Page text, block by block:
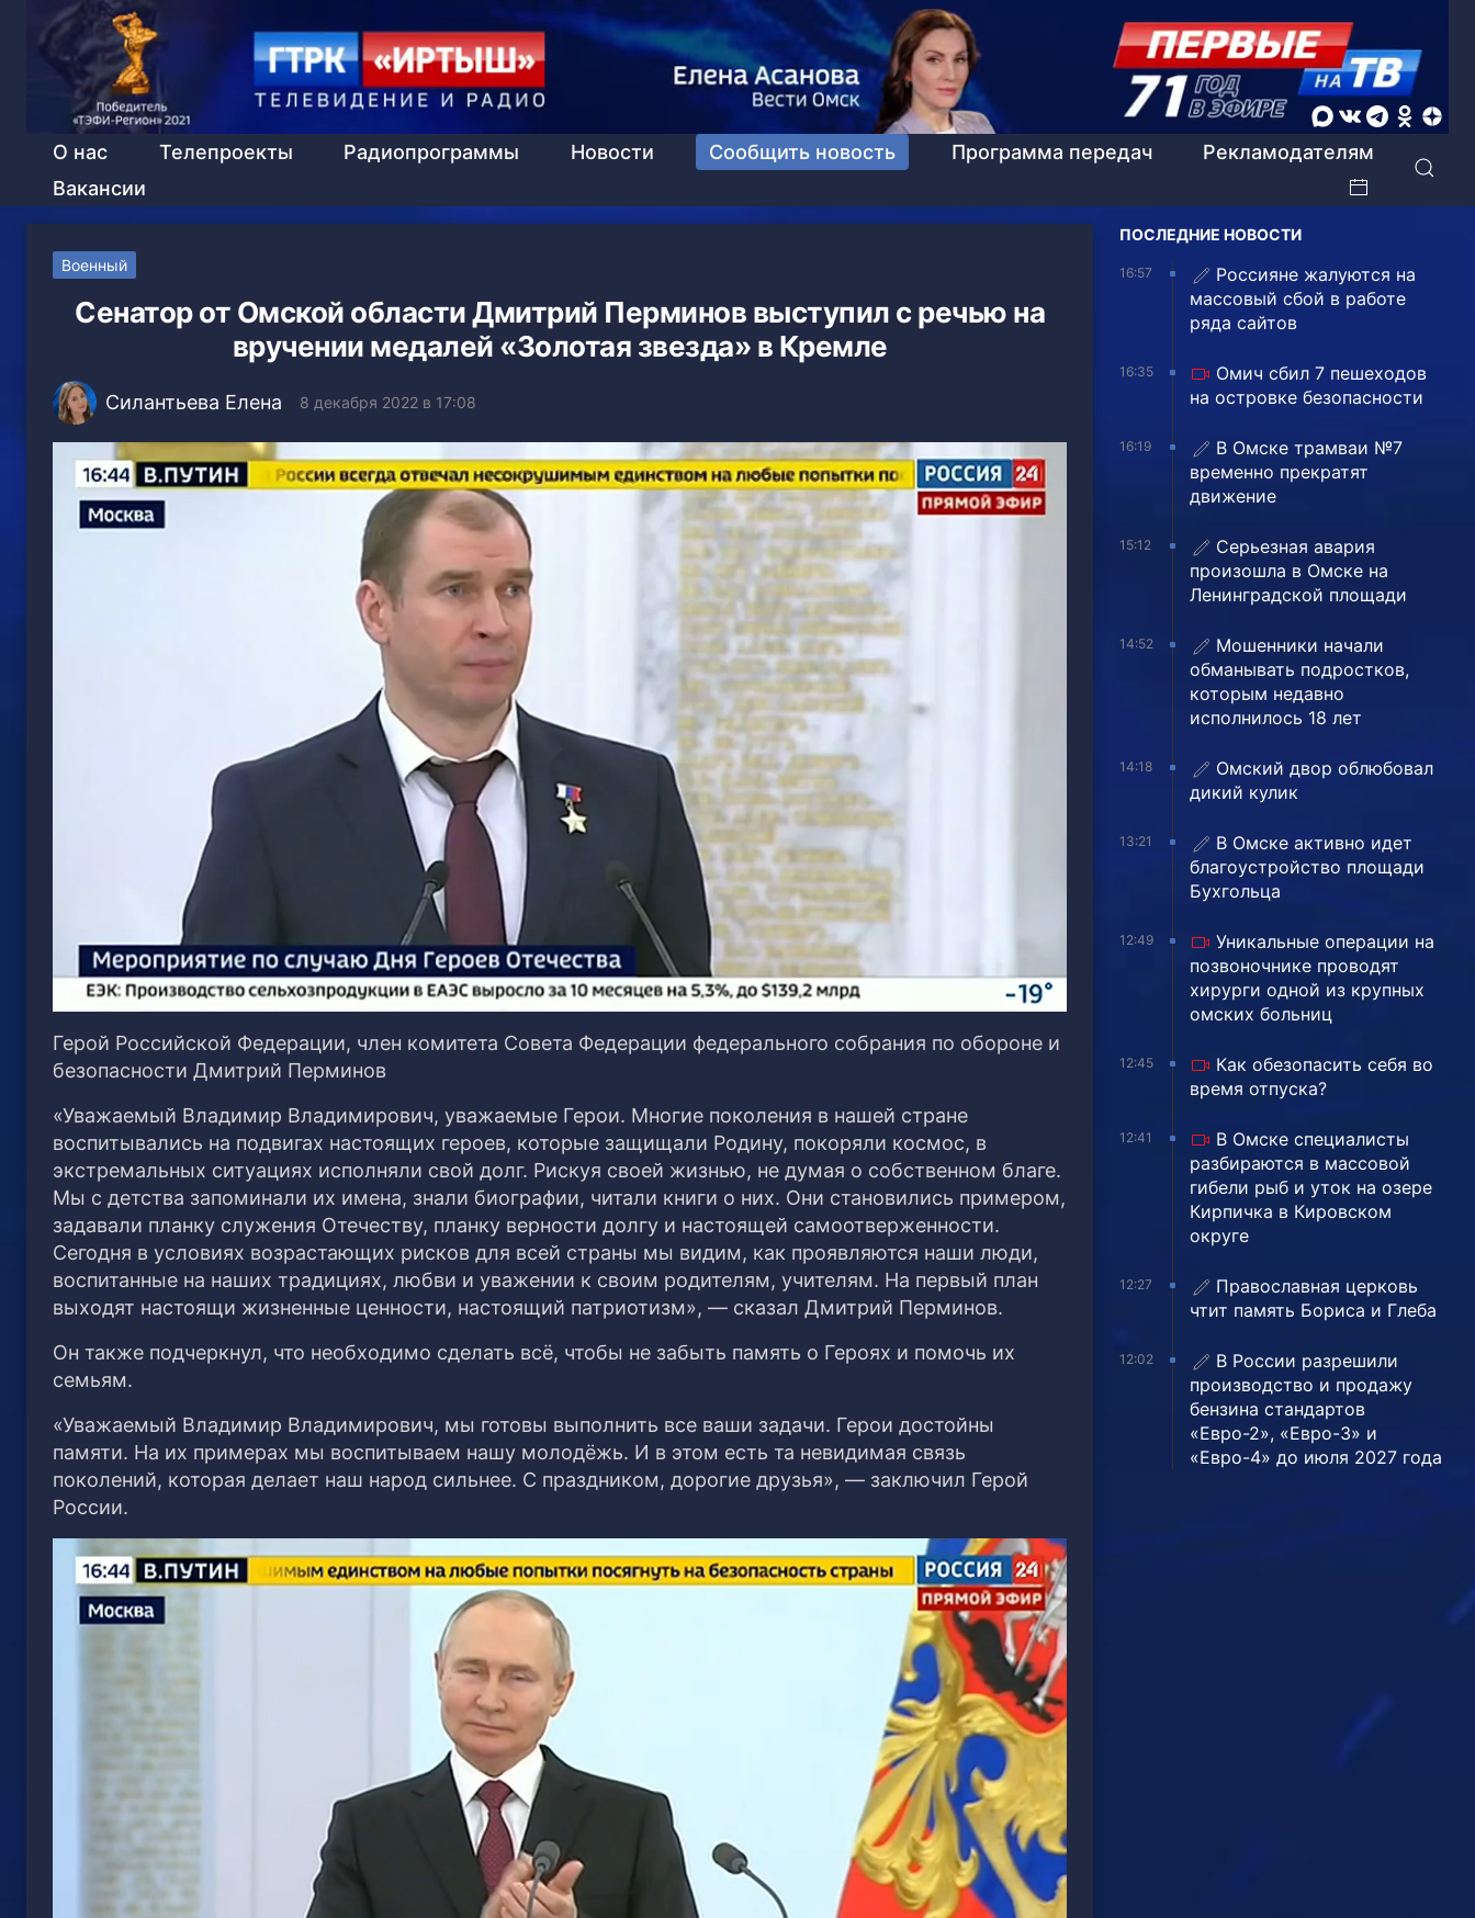
О нас Телепроекты Радиопрограммы Новости Сообщить новость Программа передач
Рекламодателям
Вакансии
Военный
Сенатор от Омской области Дмитрий Перминов выступил с речью на
вручении медалей «Золотая звезда» в Кремле
Силантьева Елена 8 декабря 2022 в 17:08
Герой Российской Федерации, член комитета Совета Федерации федерального собрания по обороне и
безопасности Дмитрий Перминов
«Уважаемый Владимир Владимирович, уважаемые Герои. Многие поколения в нашей стране
воспитывались на подвигах настоящих героев, которые защищали Родину, покоряли космос, в
экстремальных ситуациях исполняли свой долг. Рискуя своей жизнью, не думая о собственном благе.
Мы с детства запоминали их имена, знали биографии, читали книги о них. Они становились примером,
задавали планку служения Отечеству, планку верности долгу и настоящей самоотверженности.
Сегодня в условиях возрастающих рисков для всей страны мы видим, как проявляются наши люди,
воспитанные на наших традициях, любви и уважении к своим родителям, учителям. На первый план
выходят настоящи жизненные ценности, настоящий патриотизм», — сказал Дмитрий Перминов.
Он также подчеркнул, что необходимо сделать всё, чтобы не забыть память о Героях и помочь их
семьям.
«Уважаемый Владимир Владимирович, мы готовы выполнить все ваши задачи. Герои достойны
памяти. На их примерах мы воспитываем нашу молодёжь. И в этом есть та невидимая связь
поколений, которая делает наш народ сильнее. С праздником, дорогие друзья», — заключил Герой
России.
ПОСЛЕДНИЕ НОВОСТИ
16:57
Россияне жалуются на
массовый сбой в работе
ряда сайтов
16:35
Омич сбил 7 пешеходов
на островке безопасности
16:19
В Омске трамваи №7
временно прекратят
движение
15:12
Серьезная авария
произошла в Омске на
Ленинградской площади
14:52
Мошенники начали
обманывать подростков,
которым недавно
исполнилось 18 лет
14:18
Омский двор облюбовал
дикий кулик
13:21
В Омске активно идет
благоустройство площади
Бухгольца
12:49
Уникальные операции на
позвоночнике проводят
хирурги одной из крупных
омских больниц
12:45
Как обезопасить себя во
время отпуска?
12:41
В Омске специалисты
разбираются в массовой
гибели рыб и уток на озере
Кирпичка в Кировском
округе
12:27
Православная церковь
чтит память Бориса и Глеба
12:02
В России разрешили
производство и продажу
бензина стандартов
«Евро-2», «Евро-3» и
«Евро-4» до июля 2027 года